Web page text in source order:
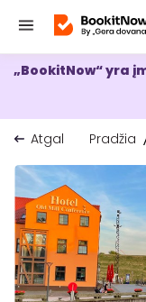
„BookitNow“ yra
Atgal
Pradžia